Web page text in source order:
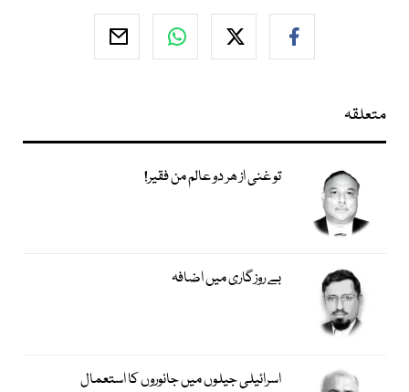
متعلقہ
تو غنی از ھر دو عالم من فقیر!
بے روزگاری میں اضافہ
اسرائیلی جیلوں میں جانوروں کا استعمال